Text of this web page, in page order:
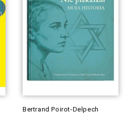
Bertrand Poirot-Delpech